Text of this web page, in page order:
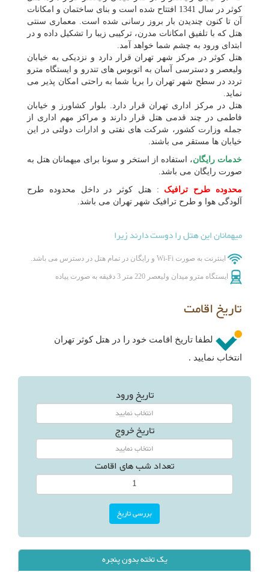
کوثر در سال 1341 افتتاح شده است و بنای ساختمان و امکانات
آن تا کنون چندیدن بار بروز رسانی شده است. معماری سنتی
هتل که با تلفیق امکانات مدرن، ترکیبی زیبا را تشکیل داده و در
ابتدای ورود به چشم شما خواهد آمد.
هتل کوثر در مرکز شهر تهران قرار دارد و نزدیکی به خیابان
ولیعصر و دسترسی آسان به اتوبوس های تندرو و ایستگاه مترو
تردد در سطح شهر تهران را بریا شما به راحتی امکان پذیر می
نماید.
هتل در مرکز اداری تهران قرار دارد. بلوار کشاورز و خیابان
فاطمی در چند قدمی هتل قرار دارند و مراکز مهم اداری از
جمله وزارت کشور، شرکت های نفتی و ادارات دولتی در این
خیابان ها مستقر می باشند.
خدمات رایگان، استفاده از استخر و سونا برای میهمانان هتل به
صورت رایگان می باشد.
محدوده طرح ترافیک : هتل کوثر در داخل محدوده طرح
آلودگی هوا و طرح ترافیک شهر تهران می باشد.
میهمانان این هتل را دوست دارند زیرا
اینترنت به صورت Wi-Fi و رایگان در تمام هتل در دسترس می باشد.
ایستگاه مترو میدان ولیعصر 220 متر 3 دقیقه به صورت پیاده
تاریخ اقامت
لطفا تاریخ اقامت خود را در هتل کوثر تهران
انتخاب نمایید .
تاریخ ورود
تاریخ خروج
تعداد شب های اقامت
یک تخته بدون پنجره